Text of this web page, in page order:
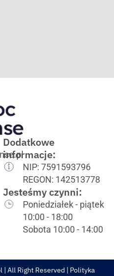
Dodatkowe
informacje:
NIP: 7591593796
REGON: 142513778
Jesteśmy czynni:
Poniedziałek - piątek
10:00 - 18:00
Sobota 10:00 - 14:00
All Right Reserved | Polityka